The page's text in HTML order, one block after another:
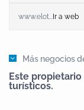
www.elot... Ir a web
Más negocios
Este
turísticos.